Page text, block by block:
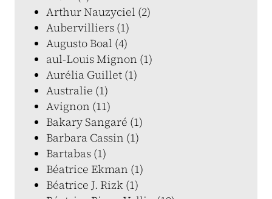
Arthur Nauzyciel (2)
Aubervilliers (1)
Augusto Boal (4)
aul-Louis Mignon (1)
Aurélia Guillet (1)
Australie (1)
Avignon (11)
Bakary Sangaré (1)
Barbara Cassin (1)
Bartabas (1)
Béatrice Ekman (1)
Béatrice J. Rizk (1)